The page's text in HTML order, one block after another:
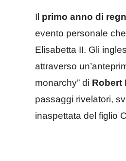
Il primo anno di
evento personale
Elisabetta II. Gli
attraverso
monarchy” di Robert
passaggi rivelatori,
inaspettata del figlio